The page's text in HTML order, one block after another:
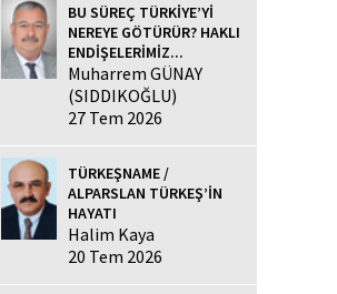
BU SÜREÇ TÜRKİYE’Yİ
NEREYE GÖTÜRÜR? HAKLI
ENDİŞELERİMİZ...
Muharrem GÜNAY
(SIDDIKOĞLU)
27 Tem 2026
TÜRKEŞNAME /
ALPARSLAN TÜRKEŞ’İN
HAYATI
Halim Kaya
20 Tem 2026